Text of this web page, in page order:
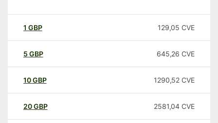
1 GBP 129,05 CVE
5 GBP 645,26 CVE
10GBP 1290,52 CVE
20GBP 2581,04 CVE